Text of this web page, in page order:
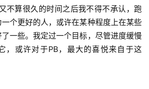
个更好的人，或许在某种程度上在某些
一些。我定过一个目标，尽管进度缓慢
，或许对于PB，最大的喜悦来自于这